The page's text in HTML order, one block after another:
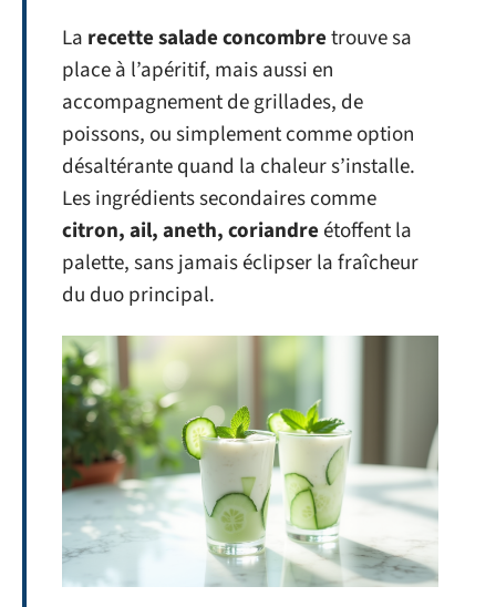
La recette salade concombretrouve sa
place à l’apéritif, mais aussi en
accompagnement de grillades, de
poissons, ou simplement comme option
désaltérante quand la chaleur s’installe.
Les ingrédients secondaires comme
citron, ail, aneth, coriandreétoffent la
palette, sans jamais éclipser la fraîcheur
du duo principal.